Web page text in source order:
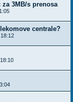
za 3MB/s prenosa
centrale?